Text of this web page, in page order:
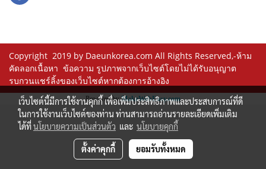
Copyright 2019 by Daeunkorea.com All Rights Reserved,-ห้าม
คัดลอกเนื้อหา ข้อความ รูปภาพจากเว็บไซต์โดยไม่ได้รับอนุญาต
รบกวนแชร์ลิ้งของเว็บไซต์หากต้องการอ้างอิง
Powered byMakeWebEasy.com
เว็บไซต์นี้มีการใช้งานคุกกี้ เพื่อเพิ่มประสิทธิภาพและประสบการณ์ที่ดี
ในการใช้งานเว็บไซต์ของท่าน ท่านสามารถอ่านรายละเอียดเพิ่มเติม
ได้ที่นโยบายความเป็นส่วนตัว และ นโยบายคุกกี้
ตั้งค่าคุกกี้ ยอมรับทั้งหมด